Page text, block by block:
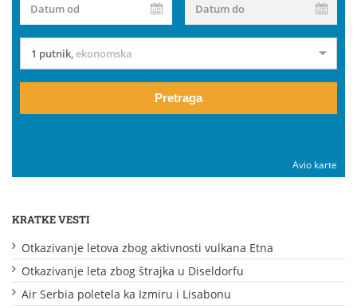
Datum od Datum do
1 putnik ekonomska
Pretraga
Avio karte
KRATKE VESTI
Otkazivanje letova zbog aktivnosti vulkana Etna
Otkazivanje leta zbog štrajka u Diseldorfu
Air Serbia poletela ka Izmiru i Lisabonu